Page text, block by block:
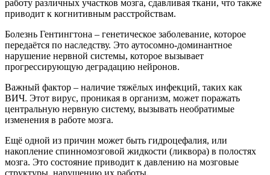
работу различных участков мозга, сдавливая ткани, что также
приводит к когнитивным расстройствам.
Болезнь Гентингтона – генетическое заболевание, которое
передаётся по наследству. Это аутосомно-доминантное
нарушение нервной системы, которое вызывает
прогрессирующую деградацию нейронов.
Важный фактор – наличие тяжёлых инфекций, таких как
ВИЧ. Этот вирус, проникая в организм, может поражать
центральную нервную систему, вызывать необратимые
изменения в работе мозга.
Ещё одной из причин может быть гидроцефалия, или
накопление спинномозговой жидкости (ликвора) в полостях
мозга. Это состояние приводит к давлению на мозговые